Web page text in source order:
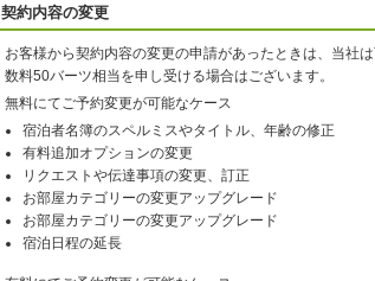
契約内容の変更
お客様から契約内容の変更の申請があったときは、当社
数料50バーツ相当を申し受ける場合はございます。
無料にてご予約変更が可能なケース
宿泊者名簿のスペルミスやタイトル、年齢の修正
有料追加オプションの変更
リクエストや伝達事項の変更、訂正
お部屋カテゴリーの変更アップグレード
お部屋カテゴリーの変更アップグレード
宿泊日程の延長